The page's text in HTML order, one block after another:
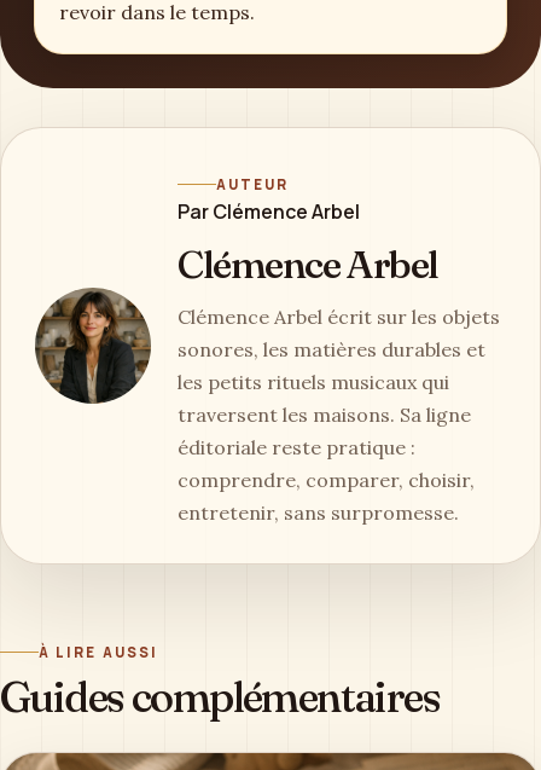
revoir dans le temps.
AUTEUR
Par Clémence Arbel
Clémence Arbel
Clémence Arbel écrit sur les objets
sonores, les matières durables et
les petits rituels musicaux qui
traversent les maisons. Sa ligne
éditoriale reste pratique :
comprendre, comparer, choisir,
entretenir, sans surpromesse.
À LIRE AUSSI
Guides complémentaires